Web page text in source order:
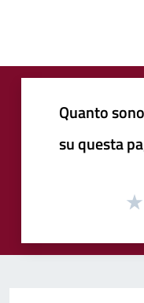
Quanto
su questa